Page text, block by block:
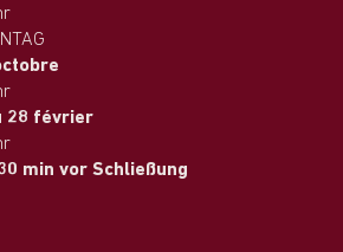
28 février
min vor Schließung